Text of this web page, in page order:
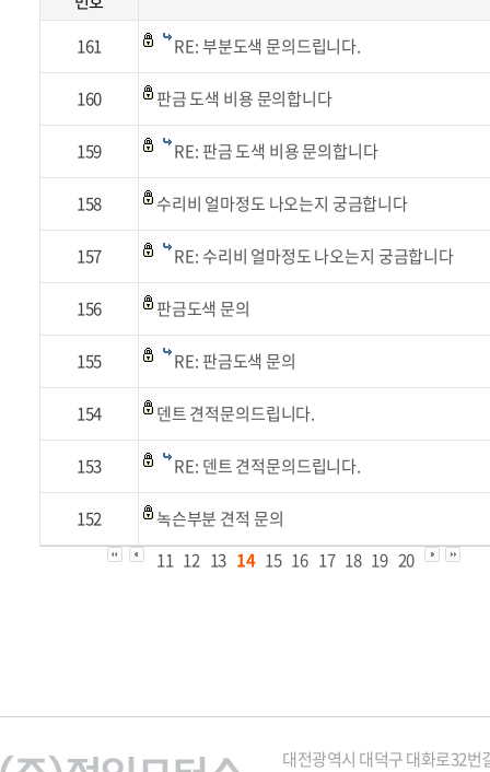
161
RE: 부분도색 문의드립니다.
160 판금 도색 비용 문의합니다
159 RE: 판금 도색 비용 문의합니다
158 수리비 얼마정도 나오는지 궁금합니다
157 RE: 수리비 얼마정도 나오는지 궁금합니다
156 판금도색 문의
155 RE: 판금도색 문의
154 덴트 견적문의드립니다.
153 RE: 덴트 견적문의드립니다.
152
녹슨부분 견적 문의
11 12 13 14 15 16 17 18 19 20
대전광역시 대덕구 대화로32번